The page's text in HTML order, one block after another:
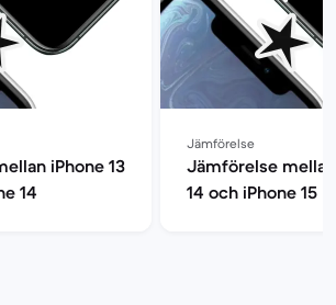
iPhone 13
14
Jämförelse
Jämförelse
14 och iPhone 15